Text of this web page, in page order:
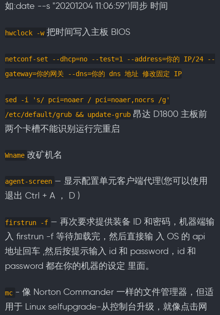
如:date --s "20201204 11:06:59")同步 时间
hwclock -w 把时间写入主板 BIOS
netconf-set --dhcp=no --test=1 --address=你的 IP/24 --
gateway=你的网关 --dns=你的 dns 地址 修改固定 IP
sed -i 's/ pci=noaer / pci=noaer,nocrs /g'
/etc/default/grub && update-grub 昂达 D1800 主板前
两个卡槽不能识别运行完重启
Wname 改矿机名
agent-screen — 显示配置单元客户端代理(您可以使用
退出 Ctrl + A ， D )
firstrun -f — 再次要求提供装备 ID 和密码，机器端输
入 firstrun -f 等待加载完，然后直接输 入 OS 的 api
地址回车 ,然后按提示输入 id 和 password，id 和
password 都在你的机器的设定 里面。
mc - 像 Norton Commander 一样的文件管理器，但适
用于 Linux selfupgrade-从控制台升级，就像点击网